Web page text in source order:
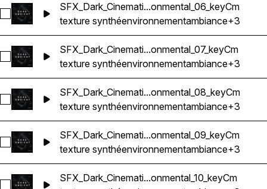
Sélectionnez
SFX_Dark_Cinemati...onmental_06_keyCm
texture synthéenvironnementambiance+3
Sélectionnez
SFX_Dark_Cinemati...onmental_07_keyCm
texture synthéenvironnementambiance+3
Sélectionnez
SFX_Dark_Cinemati...onmental_08_keyCm
texture synthéenvironnementambiance+3
Sélectionnez
SFX_Dark_Cinemati...onmental_09_keyCm
texture synthéenvironnementambiance+3
Sélectionnez
SFX_Dark_Cinemati...onmental_10_keyCm